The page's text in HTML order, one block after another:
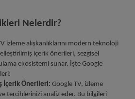
Nelerdir?
izleme alışkanlıklarını modern teknoloji
içerik önerileri, sezgisel
ekosistemi sunar. İşte Google
İçerik Önerileri: Google TV, izleme
ve tercihlerinizi analiz eder. Bu bilgileri